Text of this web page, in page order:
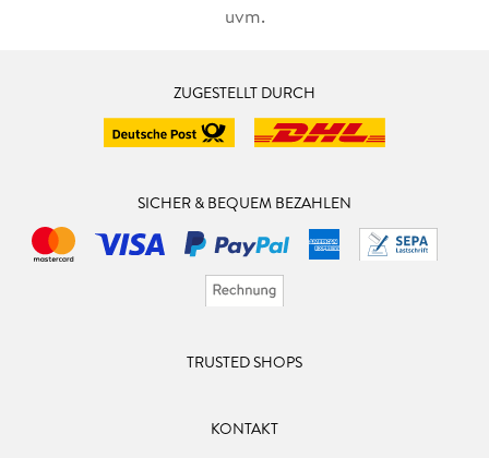
uvm.
ZUGESTELLT DURCH
SICHER & BEQUEM BEZAHLEN
TRUSTED SHOPS
KONTAKT